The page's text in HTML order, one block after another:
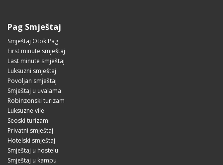
Pag Smještaj
Smještaj Otok Pag
First minute smještaj
Last minute smještaj
Luksuzni smještaj
Povoljan smještaj
Smještaj u uvalama
Robinzonski turizam
Luksuzne vile
Seoski turizam
Privatni smještaj
Hotelski smještaj
Smještaj u hostelu
Smještaj u kampu